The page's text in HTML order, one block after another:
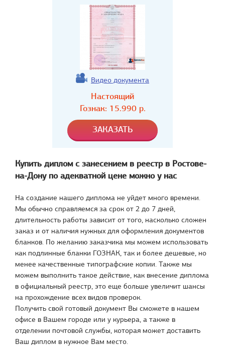
Видео документа
Настоящий
Гознак: 15.990р.
Купить диплом с занесением в реестр в Ростове-
на-Дону по адекватной цене можно у нас
На создание нашего диплома не уйдет много времени.
Мы обычно справляемся за срок от 2 до 7 дней,
длительность работы зависит от того, насколько сложен
заказ и от наличия нужных для оформления документов
бланков. По желанию заказчика мы можем использовать
как подлинные бланки ГОЗНАК, так и более дешевые, но
менее качественные типографские копии. Также мы
можем выполнить такое действие, как внесение диплома
в официальный реестр, это еще больше увеличит шансы
на прохождение всех видов проверок.
Получить свой готовый документ Вы сможете в нашем
офисе в Вашем городе или у курьера, а также в
отделении почтовой службы, которая может доставить
Ваш диплом в нужное Вам место.